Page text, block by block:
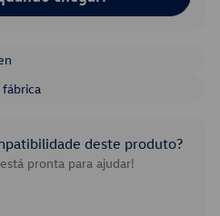
deste produto?
pronta para ajudar!